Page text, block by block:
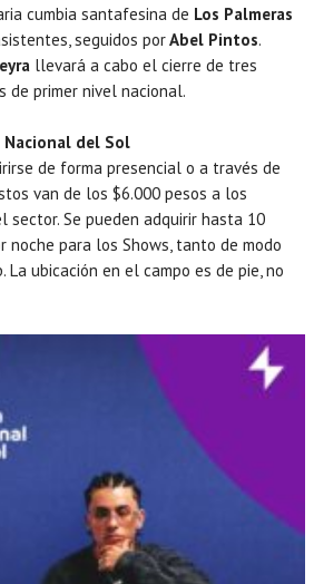
cumbia santafesina de Los Palmeras
seguidos porAbel Pintos.
llevará a cabo el cierre de tres
de primer nivel nacional.
Nacional del Sol
de forma presencial o a través de
van de los $6.000 pesos a los
sector. Se pueden adquirir hasta 10
noche para los Shows, tanto de modo
La ubicación en el campo es de pie, no